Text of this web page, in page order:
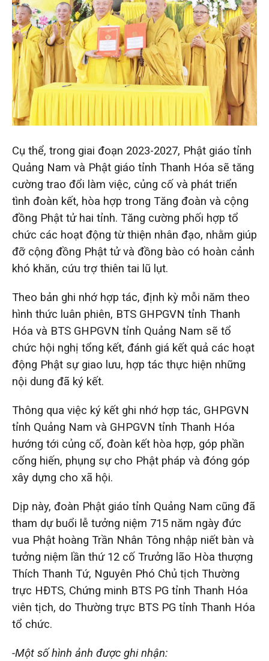
Cụ thể, trong giai đoạn 2023-2027, Phật giáo tỉnh
Quảng Nam và Phật giáo tỉnh Thanh Hóa sẽ tăng
cường trao đổi làm việc, củng cố và phát triển
tình đoàn kết, hòa hợp trong Tăng đoàn và cộng
đồng Phật tử hai tỉnh. Tăng cường phối hợp tổ
chức các hoạt động từ thiện nhân đạo, nhằm giúp
đỡ cộng đồng Phật tử và đồng bào có hoàn cảnh
khó khăn, cứu trợ thiên tai lũ lụt.
Theo bản ghi nhớ hợp tác, định kỳ mỗi năm theo
hình thức luân phiên, BTS GHPGVN tỉnh Thanh
Hóa và BTS GHPGVN tỉnh Quảng Nam sẽ tổ
chức hội nghị tổng kết, đánh giá kết quả các hoạt
động Phật sự giao lưu, hợp tác thực hiện những
nội dung đã ký kết.
Thông qua việc ký kết ghi nhớ hợp tác, GHPGVN
tỉnh Quảng Nam và GHPGVN tỉnh Thanh Hóa
hướng tới củng cố, đoàn kết hòa hợp, góp phần
cống hiến, phụng sự cho Phật pháp và đóng góp
xây dựng cho xã hội.
Dịp này, đoàn Phật giáo tỉnh Quảng Nam cũng đã
tham dự buổi lễ tưởng niệm 715 năm ngày đức
vua Phật hoàng Trần Nhân Tông nhập niết bàn và
tưởng niệm lần thứ 12 cố Trưởng lão Hòa thượng
Thích Thanh Tứ, Nguyên Phó Chủ tịch Thường
trực HĐTS, Chứng minh BTS PG tỉnh Thanh Hóa
viên tịch, do Thường trực BTS PG tỉnh Thanh Hóa
tổ chức.
-Một số hình ảnh được ghi nhận: